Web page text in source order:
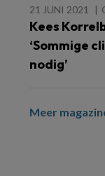
21 JUNI 2021
Kees
‘Sommige
nodig’
Meer